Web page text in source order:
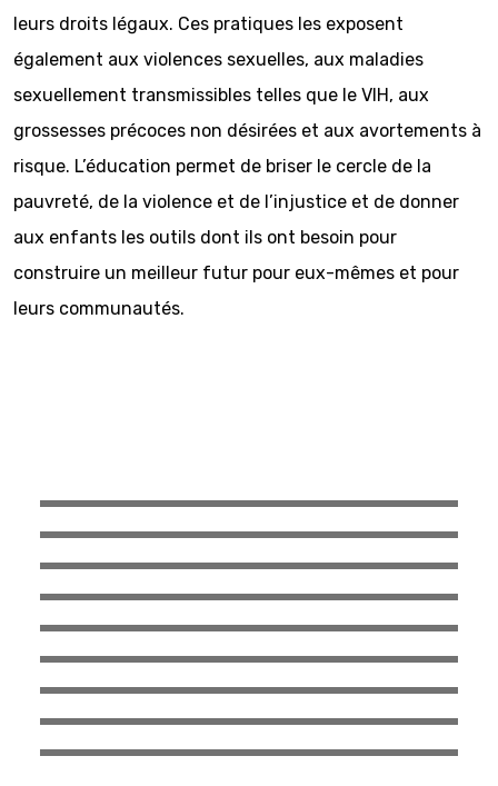
leurs droits légaux. Ces pratiques les exposent
également aux violences sexuelles, aux maladies
sexuellement transmissibles telles que le VIH, aux
grossesses précoces non désirées et aux avortements à
risque. L’éducation permet de briser le cercle de la
pauvreté, de la violence et de l’injustice et de donner
aux enfants les outils dont ils ont besoin pour
construire un meilleur futur pour eux-mêmes et pour
leurs communautés.